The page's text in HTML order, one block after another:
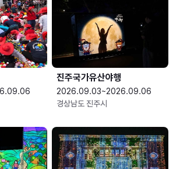
진주국가유산야행
2026.09.03~2026.09.06
경상남도 진주시